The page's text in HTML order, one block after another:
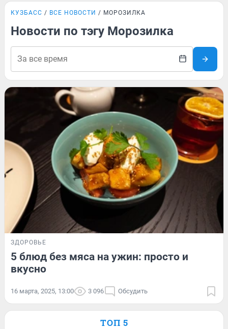
КУЗБАСС ВСЕ НОВОСТИ МОРОЗИЛКА
Новости по тэгу Морозилка
ЗДОРОВЬЕ
5 блюд без мяса на ужин: просто и
вкусно
16 марта, 2025, 13:00 3 096 Обсудить
ТОП 5